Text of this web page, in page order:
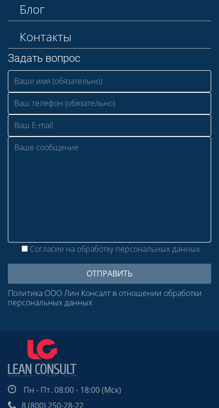
Блог
Контакты
Задать вопрос
Согласие на обработку персональных данных
Политика ООО Лин Консалт в отношении обработки
персональных данных
Пн - Пт. 08:00 - 18:00 (Мск)
8 (800) 250-28-22